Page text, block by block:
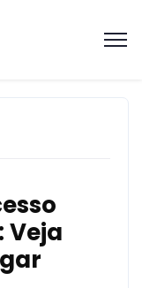
Veja